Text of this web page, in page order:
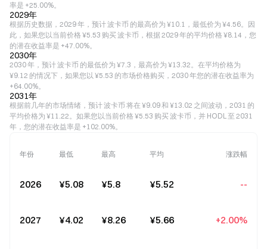
率是 +25.00%。
2029年
根据历史数据，2029 年，预计 波卡币 的最高价为 ¥10.1，最低价为 ¥4.56。因
此，如果您以当前价格 ¥5.53 购买 波卡币，根据 2029 年的平均价格 ¥8.14，您
的潜在收益率是 +47.00%。
2030年
2030 年，预计 波卡币 的最低价为 ¥7.3，最高价为 ¥13.32。在平均价格为
¥9.12 的情况下，如果您以 ¥5.53 的市场价格购买，2030 年您的潜在收益率为
+64.00%。
2031年
根据前几年的市场情绪，预计 波卡币 将在 ¥9.09 和 ¥13.02 之间波动，2031 的
平均价格为 ¥11.22。如果您以当前价格 ¥5.53 购买 波卡币，并 HODL 至 2031
年，您的潜在收益率是 +102.00%。
年份 最低 最高 平均 涨跌幅
2026 ¥5.08 ¥5.8 ¥5.52 --
2027 ¥4.02 ¥8.26 ¥5.66 +2.00%